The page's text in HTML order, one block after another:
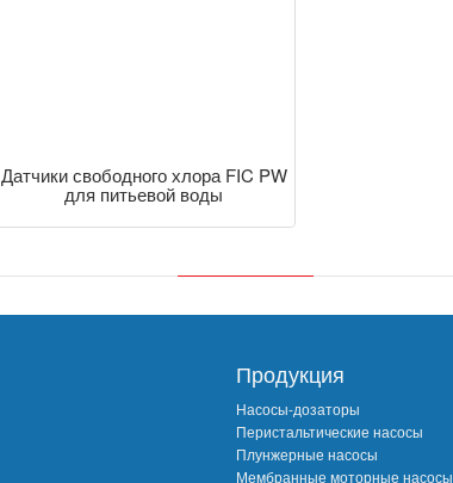
Датчики свободного хлора FIC PW
для питьевой воды
Продукция
Насосы-дозаторы
Перистальтические насосы
Плунжерные насосы
Мембранные моторные насосы